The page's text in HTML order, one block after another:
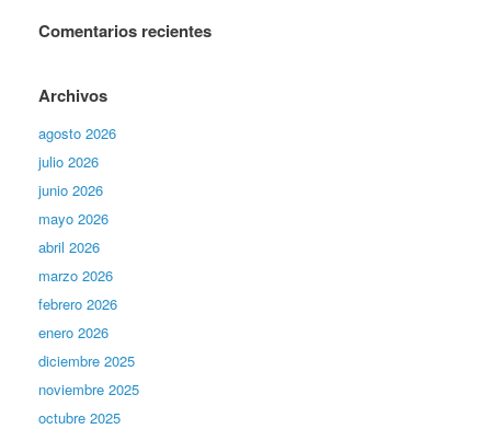
Comentarios recientes
Archivos
agosto 2026
julio 2026
junio 2026
mayo 2026
abril 2026
marzo 2026
febrero 2026
enero 2026
diciembre 2025
noviembre 2025
octubre 2025